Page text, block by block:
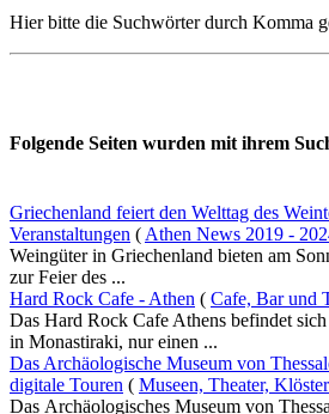
Hier bitte die Suchwörter durch Komma
Folgende Seiten wurden mit ihrem
Griechenland feiert den Welttag des
Veranstaltungen ( Athen News 2019 -
Weingüter in Griechenland bieten am
zur Feier des ...
Hard Rock Cafe - Athen ( Cafe, Bar und
Das Hard Rock Cafe Athens befindet
in Monastiraki, nur einen ...
Das Archäologische Museum von
digitale Touren ( Museen, Theater,
Das Archäologisches Museum von